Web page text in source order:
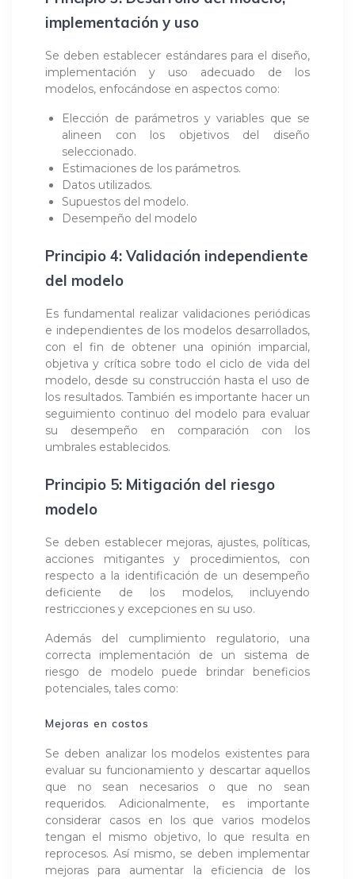
implementación y uso
Se deben establecer estándares para el diseño,
implementación y uso adecuado de los
modelos, enfocándose en aspectos como:
Elección de parámetros y variables que se
alineen con los objetivos del diseño
seleccionado.
Estimaciones de los parámetros.
Datos utilizados.
Supuestos del modelo.
Desempeño del modelo
Principio 4: Validación independiente
del modelo
Es fundamental realizar validaciones periódicas
e independientes de los modelos desarrollados,
con el fin de obtener una opinión imparcial,
objetiva y crítica sobre todo el ciclo de vida del
modelo, desde su construcción hasta el uso de
los resultados. También es importante hacer un
seguimiento continuo del modelo para evaluar
su desempeño en comparación con los
umbrales establecidos.
Principio 5: Mitigación del riesgo
modelo
Se deben establecer mejoras, ajustes, políticas,
acciones mitigantes y procedimientos, con
respecto a la identificación de un desempeño
deficiente de los modelos, incluyendo
restricciones y excepciones en su uso.
Además del cumplimiento regulatorio, una
correcta implementación de un sistema de
riesgo de modelo puede brindar beneficios
potenciales, tales como:
Mejoras en costos
Se deben analizar los modelos existentes para
evaluar su funcionamiento y descartar aquellos
que no sean necesarios o que no sean
requeridos. Adicionalmente, es importante
considerar casos en los que varios modelos
tengan el mismo objetivo, lo que resulta en
reprocesos. Así mismo, se deben implementar
mejoras para aumentar la eficiencia de los